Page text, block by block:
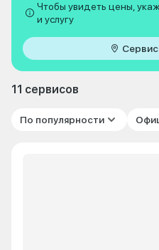
Чтобы увидеть цены,
и услугу
11 сервисов
По популярности